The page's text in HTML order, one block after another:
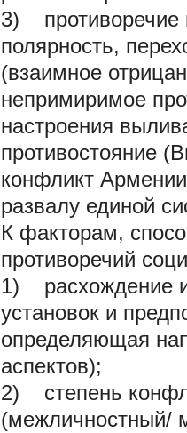
3) противоречие
полярность,
(взаимное
непримиримое
настроения
противостояние
конфликт
развалу единой
К факторам,
противоречий
1) расхождение
установок и
определяющая
аспектов);
2) степень
(межличностный/